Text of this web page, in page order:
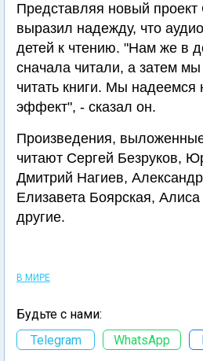
Представляя новый
выразил надежду, что
детей к чтению. "Нам же в
сначала читали, а затем
читать книги. Мы надеемся
эффект", - сказал он.
Произведения,
читают Сергей Безруков,
Дмитрий Нагиев,
Елизавета Боярская,
другие.
В МИРЕ
Будьте с нами:
Telegram
WhatsApp